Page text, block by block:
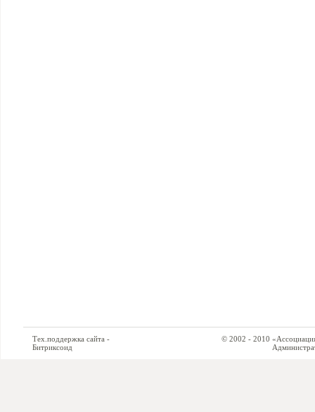
Тех.поддержка сайта -
Битриксоид
© 2002 - 2010 «Ассоциация